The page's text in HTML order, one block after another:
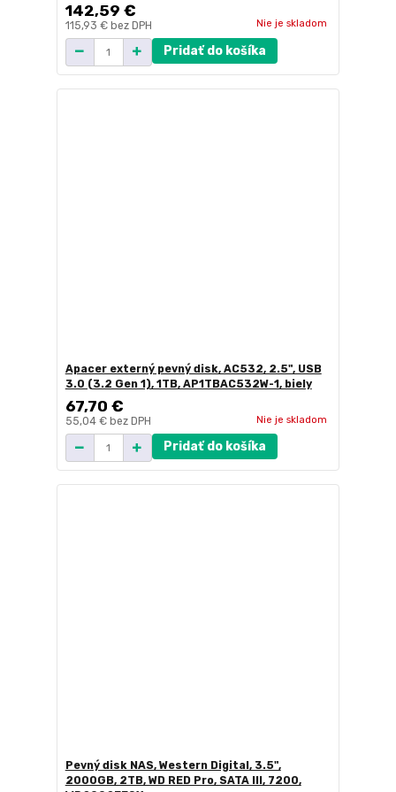
142,59 €
115,93 € bez DPH Nie je skladom
Pridať do košíka
Apacer externý pevný disk, AC532, 2.5", USB
3.0 (3.2 Gen 1), 1TB, AP1TBAC532W-1, biely
67,70 €
55,04 € bez DPH Nie je skladom
Pridať do košíka
Pevný disk NAS, Western Digital, 3.5",
2000GB, 2TB, WD RED Pro, SATA III, 7200,